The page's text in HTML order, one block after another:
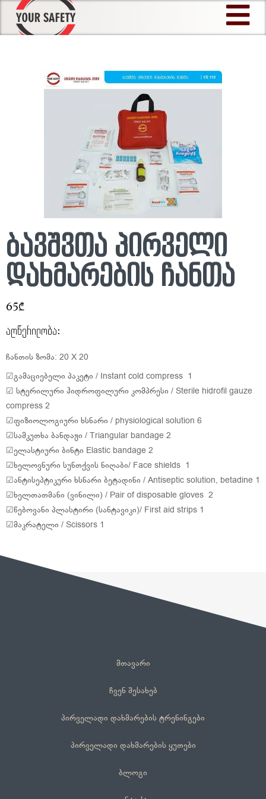
content
ბავშვთა პირველი
დახმარების ჩანთა
65₾
აღწერილობა:
ჩანთის ზომა: 20 X 20
☑გამაციებელი პაკეტი / Instant cold compress 1
☑ სტერილური ჰიდროფილური კომპრესი / Sterile hidrofil gauze
compress 2
☑ფიზიოლოგიური ხსნარი / physiological solution 6
☑სამკუთხა ბანდაჟი / Triangular bandage 2
☑ელასტიური ბინტი Elastic bandage 2
☑ხელოვნური სუნთქვის ნიღაბი/ Face shields 1
☑ანტისეპტიკური ხსნარი ბეტადინი / Antiseptic solution, betadine 1
☑ხელთათმანი (ვინილი) / Pair of disposable gloves 2
☑წებოვანი პლასტირი (სანტავიკი)/ First aid strips 1
☑მაკრატელი / Scissors 1
მთავარი
ჩვენ შესახებ
პირველადი დახმარების ტრენინგები
პირველადი დახმარების ყუთები
ბლოგი